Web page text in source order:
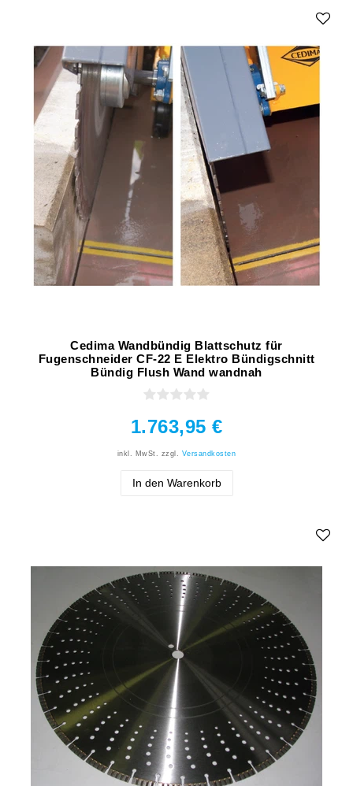
Cedima Wandbündig Blattschutz für
Fugenschneider CF-22 E Elektro Bündigschnitt
Bündig Flush Wand wandnah
1.763,95 €
inkl. MwSt. zzgl. Versandkosten
In den Warenkorb